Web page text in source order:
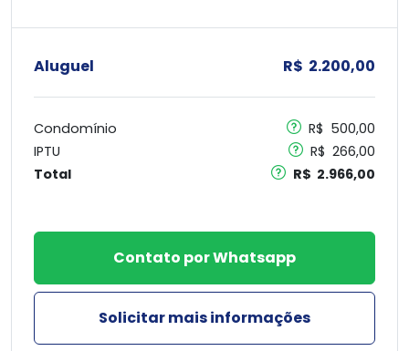
Aluguel R$ 2.200,00
Condomínio
R$ 500,00
IPTU
R$ 266,00
Total
R$ 2.966,00
Contato por Whatsapp
Solicitar mais informações